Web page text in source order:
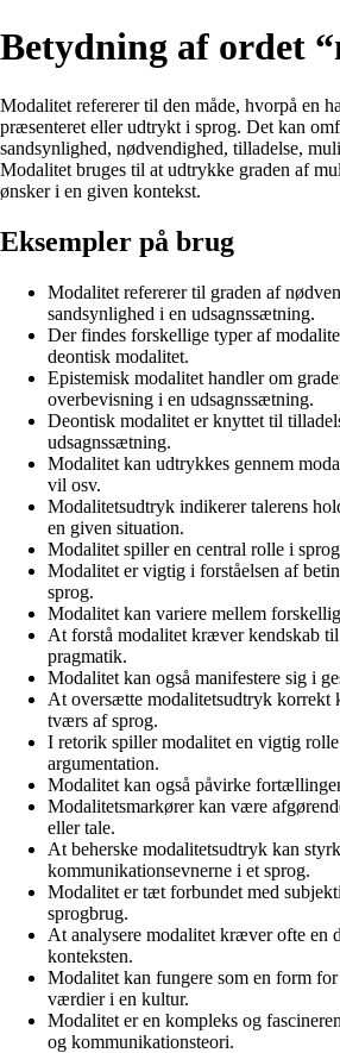
Betydning af ordet
Modalitet refererer til den måde, hvorpå en
præsenteret eller udtrykt i sprog. Det kan
sandsynlighed, nødvendighed, tilladelse,
Modalitet bruges til at udtrykke graden af
ønsker i en given kontekst.
Eksempler på brug
Modalitet refererer til graden af
sandsynlighed i en udsagnssætning.
Der findes forskellige typer af
deontisk modalitet.
Epistemisk modalitet handler om
overbevisning i en udsagnssætning.
Deontisk modalitet er knyttet til
udsagnssætning.
Modalitet kan udtrykkes gennem
vil osv.
Modalitetsudtryk indikerer talerens
en given situation.
Modalitet spiller en central rolle i
Modalitet er vigtig i forståelsen af
sprog.
Modalitet kan variere mellem
At forstå modalitet kræver kendskab
pragmatik.
Modalitet kan også manifestere sig i
At oversætte modalitetsudtryk korrekt
tværs af sprog.
I retorik spiller modalitet en vigtig
argumentation.
Modalitet kan også påvirke
Modalitetsmarkører kan være
eller tale.
At beherske modalitetsudtryk kan
kommunikationsevnerne i et sprog.
Modalitet er tæt forbundet med
sprogbrug.
At analysere modalitet kræver ofte en
konteksten.
Modalitet kan fungere som en form
værdier i en kultur.
Modalitet er en kompleks og
og kommunikationsteori.